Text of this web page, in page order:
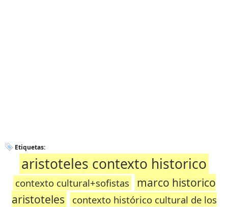
Etiquetas:
aristoteles contexto historico
contexto cultural+sofistas
marco historico
aristoteles
contexto histórico cultural de los